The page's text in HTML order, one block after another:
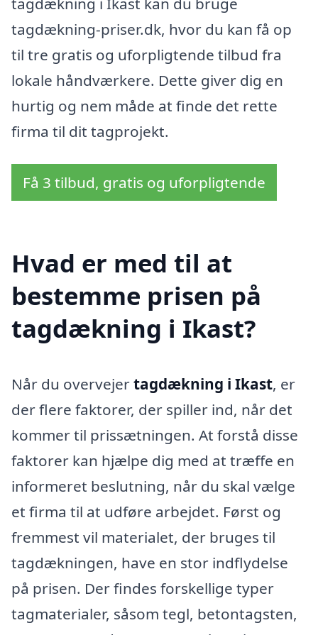
tagdækning-priser.dk, hvor du kan få op
til tre gratis og uforpligtende tilbud fra
lokale håndværkere. Dette giver dig en
hurtig og nem måde at finde det rette
firma til dit tagprojekt.
Få 3 tilbud, gratis og uforpligtende
Hvad er med til at
bestemme prisen på
tagdækning i Ikast?
Når du overvejertagdækning i Ikast, er
der flere faktorer, der spiller ind, når det
kommer til prissætningen. At forstå disse
faktorer kan hjælpe dig med at træffe en
informeret beslutning, når du skal vælge
et firma til at udføre arbejdet. Først og
fremmest vil materialet, der bruges til
tagdækningen, have en stor indflydelse
på prisen. Der findes forskellige typer
tagmaterialer, såsom tegl, betontagsten,